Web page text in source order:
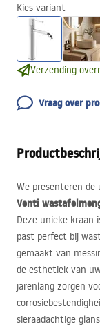
Kies variant
Verzending
Vraag over
We presenteren
Venti
Deze unieke kraan
past perfect bij
gemaakt van
de esthetiek van
jarenlang zorgen
sieraadachtige